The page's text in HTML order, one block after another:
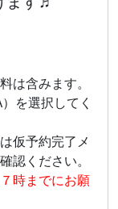
は含みます。
を選択してく
仮予約完了メ
認ください。
時までにお願